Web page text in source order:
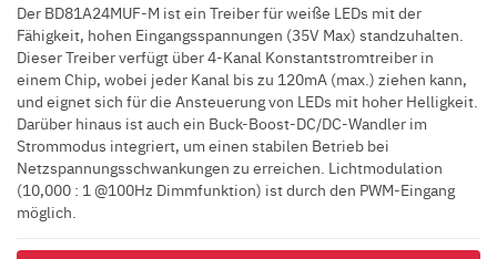
Der BD81A24MUF-M ist ein Treiber für weiße LEDs mit der
Fähigkeit, hohen Eingangsspannungen (35V Max) standzuhalten.
Dieser Treiber verfügt über 4-Kanal Konstantstromtreiber in
einem Chip, wobei jeder Kanal bis zu 120mA (max.) ziehen kann,
und eignet sich für die Ansteuerung von LEDs mit hoher Helligkeit.
Darüber hinaus ist auch ein Buck-Boost-DC/DC-Wandler im
Strommodus integriert, um einen stabilen Betrieb bei
Netzspannungsschwankungen zu erreichen. Lichtmodulation
(10,000 : 1 @100Hz Dimmfunktion) ist durch den PWM-Eingang
möglich.